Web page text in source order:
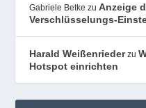
Gabriele Betke zuAnzeige
Verschlüsselungs-
Harald Weißenriederzu
Hotspot einrichten